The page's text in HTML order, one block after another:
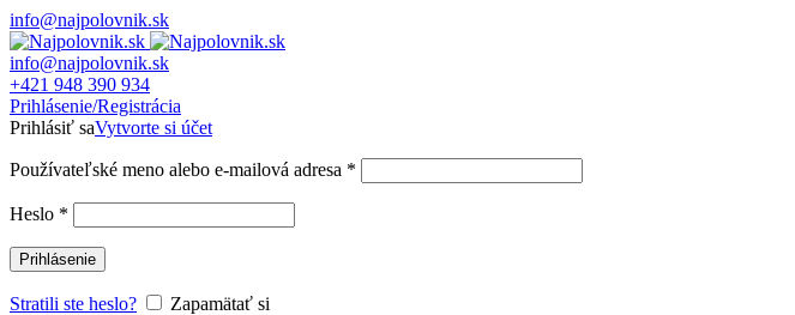
info@najpolovnik.sk
info@najpolovnik.sk
+421 948 390 934
Prihlásenie/Registrácia
Prihlásiť saVytvorte si účet
Používateľské meno alebo e-mailová adresa *
Heslo *
Prihlásenie
Stratili ste heslo?
Zapamätať si